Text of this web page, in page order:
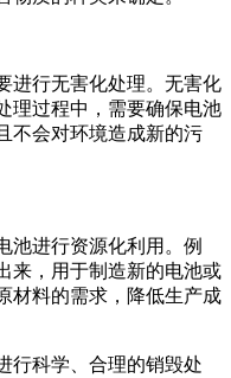
进行无害化处理。无害化
理过程中，需要确保电池
不会对环境造成新的污
池进行资源化利用。例
来，用于制造新的电池或
材料的需求，降低生产成
行科学、合理的销毁处